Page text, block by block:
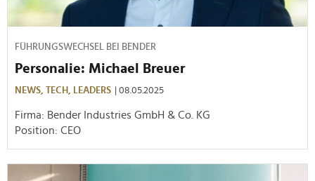
FÜHRUNGSWECHSEL BEI BENDER
Personalie: Michael Breuer
NEWS, TECH, LEADERS | 08.05.2025
Firma: Bender Industries GmbH & Co. KG
Position: CEO